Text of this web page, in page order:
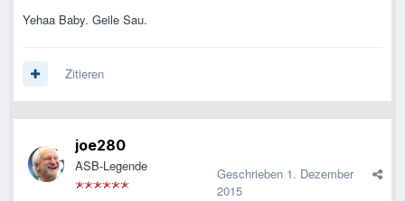
Yehaa Baby. Geile Sau.
Zitieren
joe280
ASB-Legende Geschrieben 1. Dezember
2015